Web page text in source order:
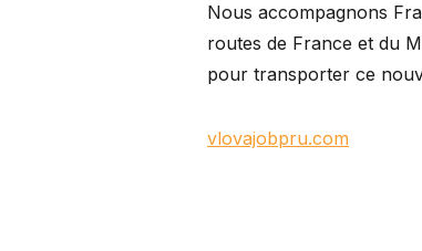
Nous accompagnons
routes de France et du
pour transporter ce
vlovajobpru.com